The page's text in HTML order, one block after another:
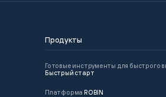
Продукты
Готовые инструменты для быстрого
Быстрый старт
Платформа ROBIN